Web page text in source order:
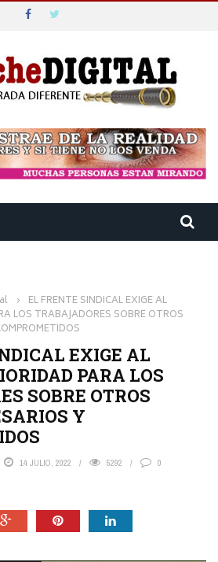
› EL FRENTE SINDICAL EXIGE AL
LOS TRABAJADORES SOBRE OTROS
EXIGE AL
PARA LOS
SOBRE OTROS
Y
14 JULIO, 2022 5292 0